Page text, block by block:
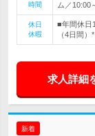
時間
ム／10:00
休日
休暇
■年間休日
（4日間
求人詳細
新着